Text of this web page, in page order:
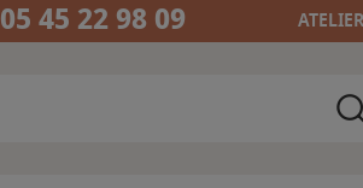
05 45 22 98 09